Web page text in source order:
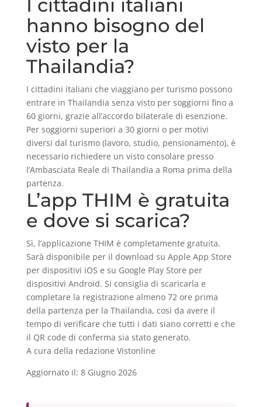
I cittadini italiani
hanno bisogno del
visto per la
Thailandia?
I cittadini italiani che viaggiano per turismo possono
entrare in Thailandia senza visto per soggiorni fino a
60 giorni, grazie all’accordo bilaterale di esenzione.
Per soggiorni superiori a 30 giorni o per motivi
diversi dal turismo (lavoro, studio, pensionamento), è
necessario richiedere un visto consolare presso
l’Ambasciata Reale di Thailandia a Roma prima della
partenza.
L’app THIM è gratuita
e dove si scarica?
Sì, l’applicazione THIM è completamente gratuita.
Sarà disponibile per il download su Apple App Store
per dispositivi iOS e su Google Play Store per
dispositivi Android. Si consiglia di scaricarla e
completare la registrazione almeno 72 ore prima
della partenza per la Thailandia, così da avere il
tempo di verificare che tutti i dati siano corretti e che
il QR code di conferma sia stato generato.
A cura della redazione Vistonline
Aggiornato il: 8 Giugno 2026